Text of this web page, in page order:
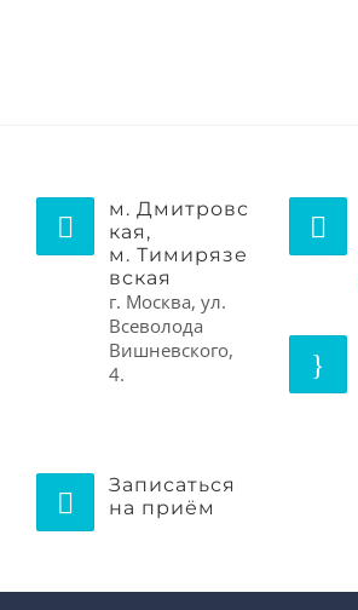
м. Дмитровс
кая,
м. Тимирязе
вская
г. Москва, ул.
Всеволода
Вишневского,
4.
Записаться
на приём